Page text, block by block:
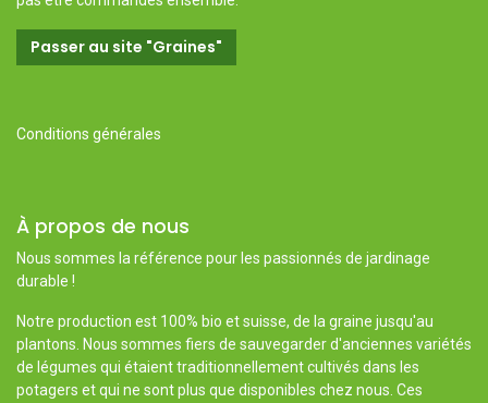
Passer au site "Graines"
Conditions générales
À propos de nous
Nous sommes la référence pour les passionnés de jardinage
durable !
Notre production est 100% bio et suisse, de la graine jusqu'au
plantons. Nous sommes fiers de sauvegarder d'anciennes variétés
de légumes qui étaient traditionnellement cultivés dans les
potagers et qui ne sont plus que disponibles chez nous. Ces